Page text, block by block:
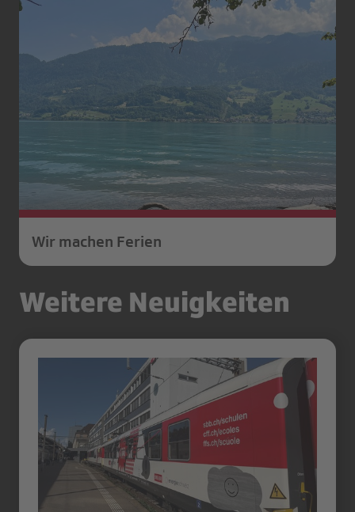
Wir machen Ferien
Weitere Neuigkeiten